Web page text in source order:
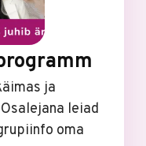
ja
leiad
oma